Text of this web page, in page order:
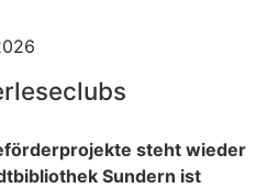
steht wieder
Sundern ist